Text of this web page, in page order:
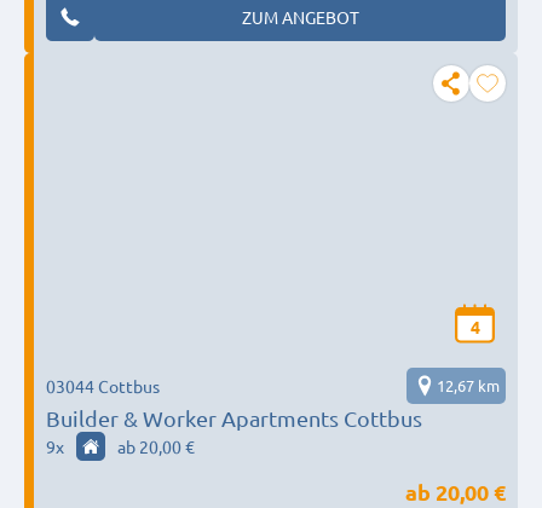
ZUM ANGEBOT
4
Builder & Worker Apartments Cottbus
03044 Cottbus 12,67 km
9x ab 20,00 €
ab 20,00 €